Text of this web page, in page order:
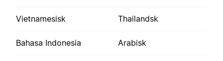
Vietnamesisk Thailandsk
Bahasa Indonesia Arabisk